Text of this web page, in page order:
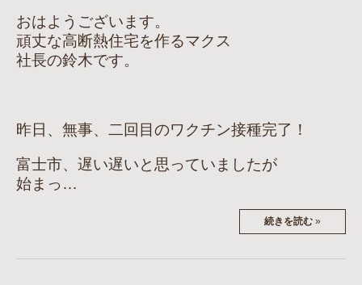
おはようございます。
頑丈な高断熱住宅を作るマクス
社長の鈴木です。
昨日、無事、二回目のワクチン接種完了！
富士市、遅い遅いと思っていましたが
始まっ…
続きを読む »